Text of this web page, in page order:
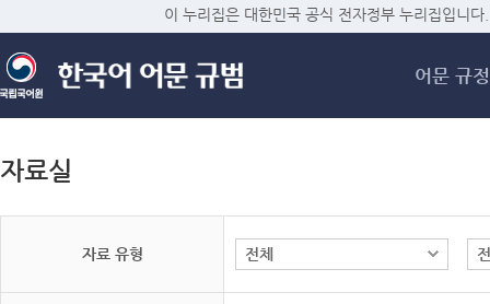
메
이 누리집은 대한민국 공식 전자정부 누리집입니다.
어문 규정
자료실
자료 유형